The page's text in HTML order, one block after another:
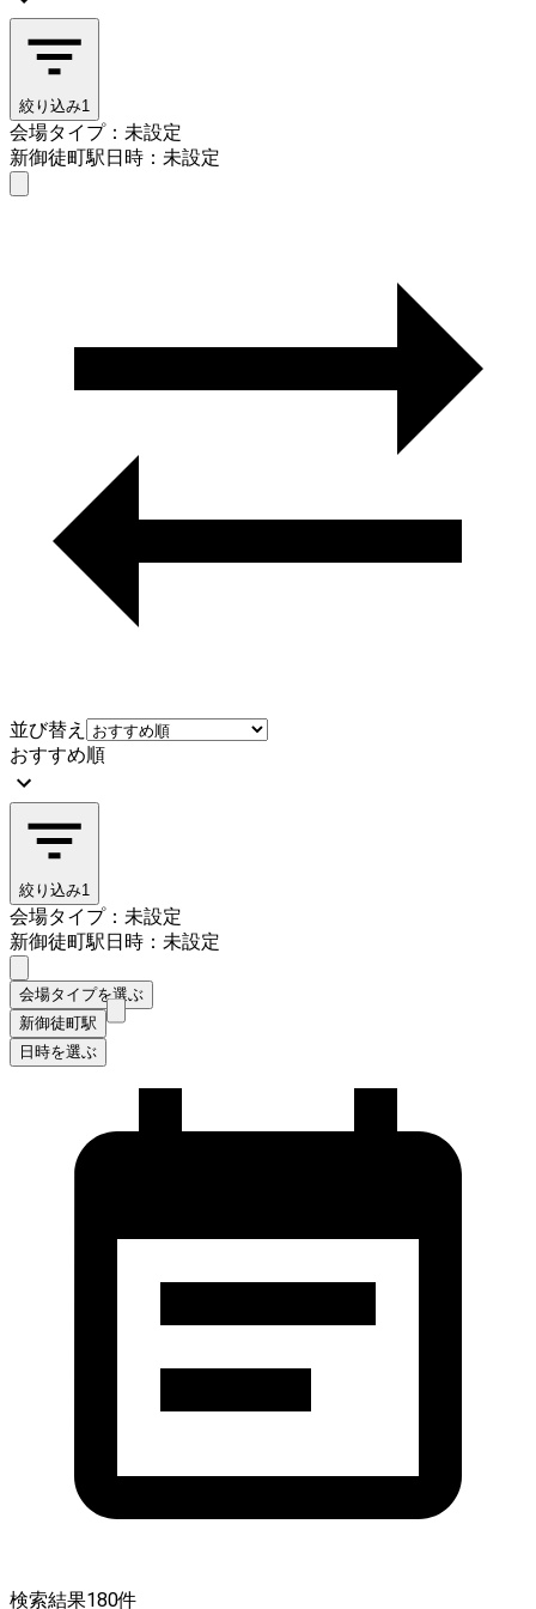
絞り込み1
会場タイプ：未設定
新御徒町駅日時：未設定
並び替え
おすすめ順
絞り込み1
会場タイプ：未設定
新御徒町駅日時：未設定
会場タイプを選ぶ
新御徒町駅
日時を選ぶ
検索結果180件